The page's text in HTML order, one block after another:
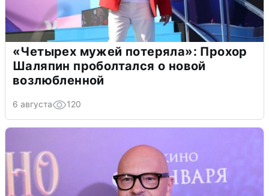
«Четырех мужей потеряла»: Прохор
Шаляпин проболтался о новой
возлюбленной
6 августа 120